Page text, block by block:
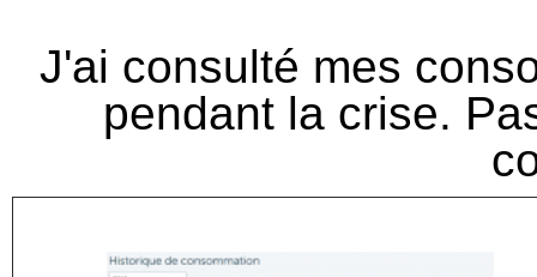
J'ai consulté mes
pendant la crise.